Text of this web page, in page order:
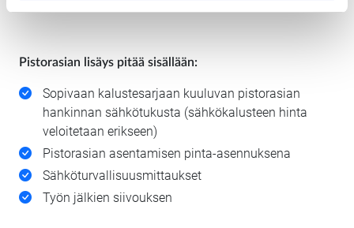
asiakaspalvelu@sahkotyot.fi
Pistorasian lisäys pitää sisällään:
Sopivaan kalustesarjaan kuuluvan pistorasian
hankinnan sähkötukusta (sähkökalusteen hinta
veloitetaan erikseen)
Pistorasian asentamisen pinta-asennuksena
Sähköturvallisuusmittaukset
Työn jälkien siivouksen